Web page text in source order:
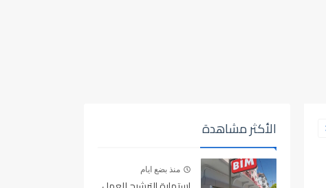
الأكثر مشاهدة
منذ بضع ايام